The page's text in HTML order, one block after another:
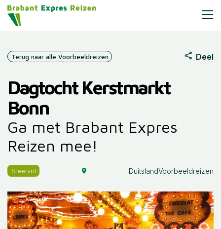
Terug naar alle Voorbeeldreizen Deel
Dagtocht Kerstmarkt
Bonn
Ga met Brabant Expres
Reizen mee!
Sfeervol DuitslandVoorbeeldreizen